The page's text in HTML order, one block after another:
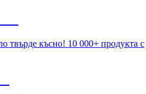
твърде късно! 10 000+ продукта с